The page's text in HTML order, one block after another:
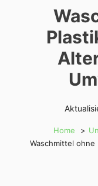
Home
Waschmittel